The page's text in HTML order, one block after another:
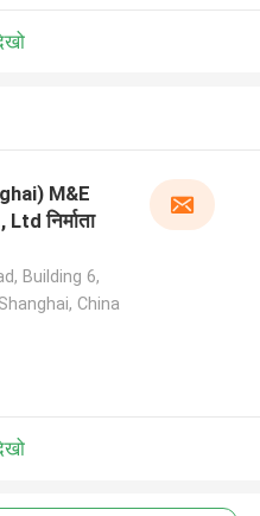
M&E
निर्माता
Building 6,
China